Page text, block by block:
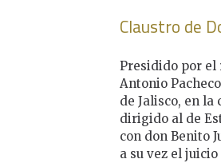
Claustro de
Presidido por el
Antonio
de Jalisco, en
dirigido al de
con don Benito
a su vez el